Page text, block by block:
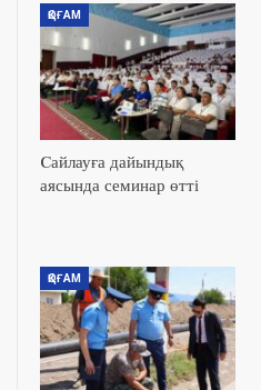
ҚОҒАМ
Cайлауға дайындық
аясында семинар өтті
ҚОҒАМ